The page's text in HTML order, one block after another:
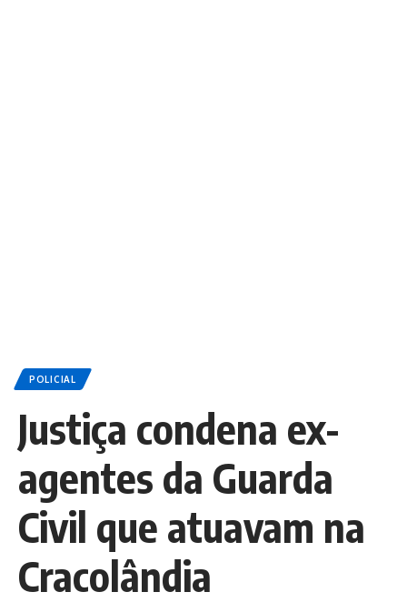
POLICIAL
Justiça condena ex-
agentes da Guarda
Civil que atuavam na
Cracolândia